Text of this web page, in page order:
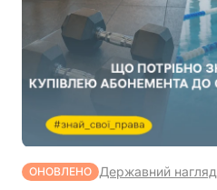
ОНОВЛЕНО Державний нагляд